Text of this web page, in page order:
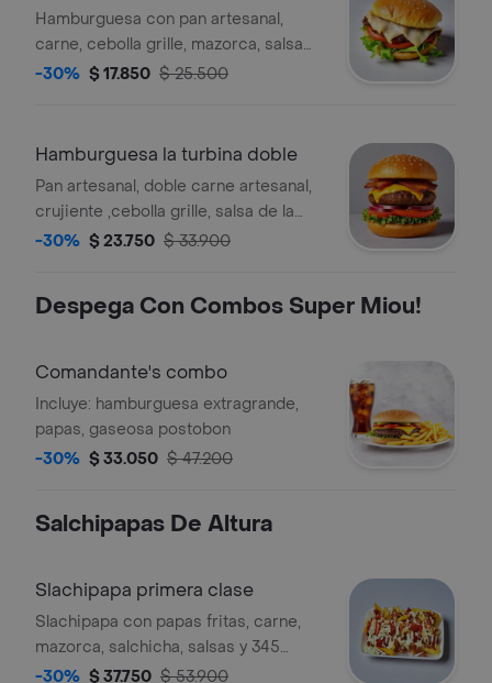
Hamburguesa con pan artesanal,
carne, cebolla grille, mazorca, salsa
de la casa, lechuga, tomate y queso.
-30% $ 17.850 $ 25.500
Hamburguesa la turbina doble
Pan artesanal, doble carne artesanal,
crujiente ,cebolla grille, salsa de la
casa, mazorca con quesillo
-30% $ 23.750 $ 33.900
Despega Con Combos Super Miou!
Comandante's combo
Incluye: hamburguesa extragrande,
papas, gaseosa postobon
-30% $ 33.050 $ 47.200
Salchipapas De Altura
Slachipapa primera clase
Slachipapa con papas fritas, carne,
mazorca, salchicha, salsas y 345
gramos de papa.
-30% $ 37.750 $ 53.900